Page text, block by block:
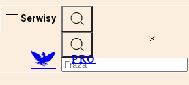
Serwisy
PRO